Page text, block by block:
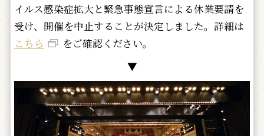
イルス感染症拡大と緊急事態宣言による休業要請を
受け、開催を中止することが決定しました。詳細は
こちら
をご確認ください。
▼